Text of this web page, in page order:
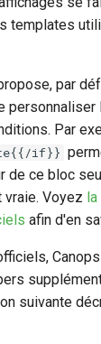
des
du
du
du
du
templates
par
Par
if}}
de ce bloc
Voyez
afin d'en
suivante